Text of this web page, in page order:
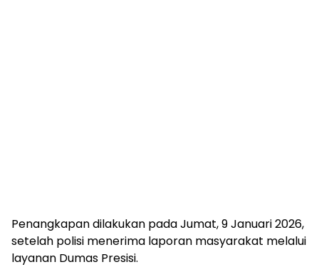
Penangkapan dilakukan pada Jumat, 9 Januari 2026,
setelah polisi menerima laporan masyarakat melalui
layanan Dumas Presisi.